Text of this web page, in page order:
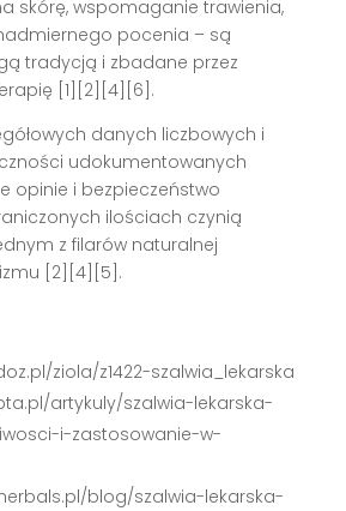
skórę, wspomaganie trawienia,
pocenia – są
tradycją i zbadane przez
[1][2][4][6] .
danych liczbowych i
udokumentowanych
opinie i bezpieczeństwo
ilościach czynią
z filarów naturalnej
[2][4][5] .
ziola/z1422-szalwia_lekarska
artykuly/szalwia-lekarska-
i-zastosowanie-w-
blog/szalwia-lekarska-